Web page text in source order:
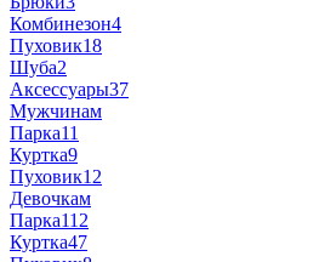
Комбинезон4
Пуховик18
Шуба2
Аксессуары37
Мужчинам
Парка11
Куртка9
Пуховик12
Девочкам
Парка112
Куртка47